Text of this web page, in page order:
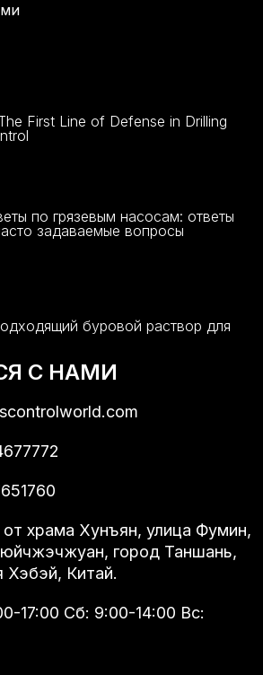
First Line of Defense in Drilling
по грязевым насосам: ответы
задаваемые вопросы
буровой раствор для
С НАМИ
от храма Хунъян, улица Фумин,
город Таншань,
Хэбэй, Китай.
17:00 Сб: 9:00-14:00 Вс: